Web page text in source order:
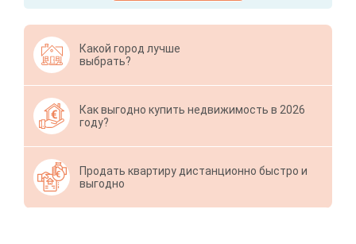
Какой город лучше
выбрать?
Как выгодно купить недвижимость в 2026
году?
Продать квартиру дистанционно быстро и
выгодно